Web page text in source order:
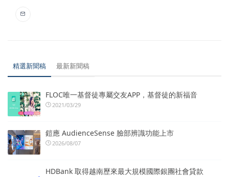
精選新聞稿 最新新聞稿
FLOC唯一基督徒專屬交友APP，基督徒的新福音
2021/03/29
鎧應 AudienceSense 臉部辨識功能上市
2026/08/07
HDBank 取得越南歷來最大規模國際銀團社會貸款